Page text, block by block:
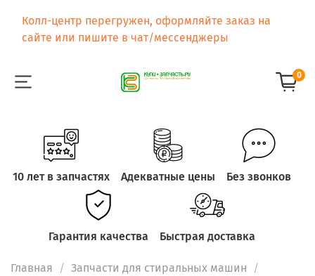
Колл-центр перегружен, оформляйте заказ на
сайте или пишите в чат/мессенджеры
0
10 лет в запчастях Адекватные цены Без звонков
Гарантия качества Быстрая доставка
Главная
Запчасти для стиральных машин